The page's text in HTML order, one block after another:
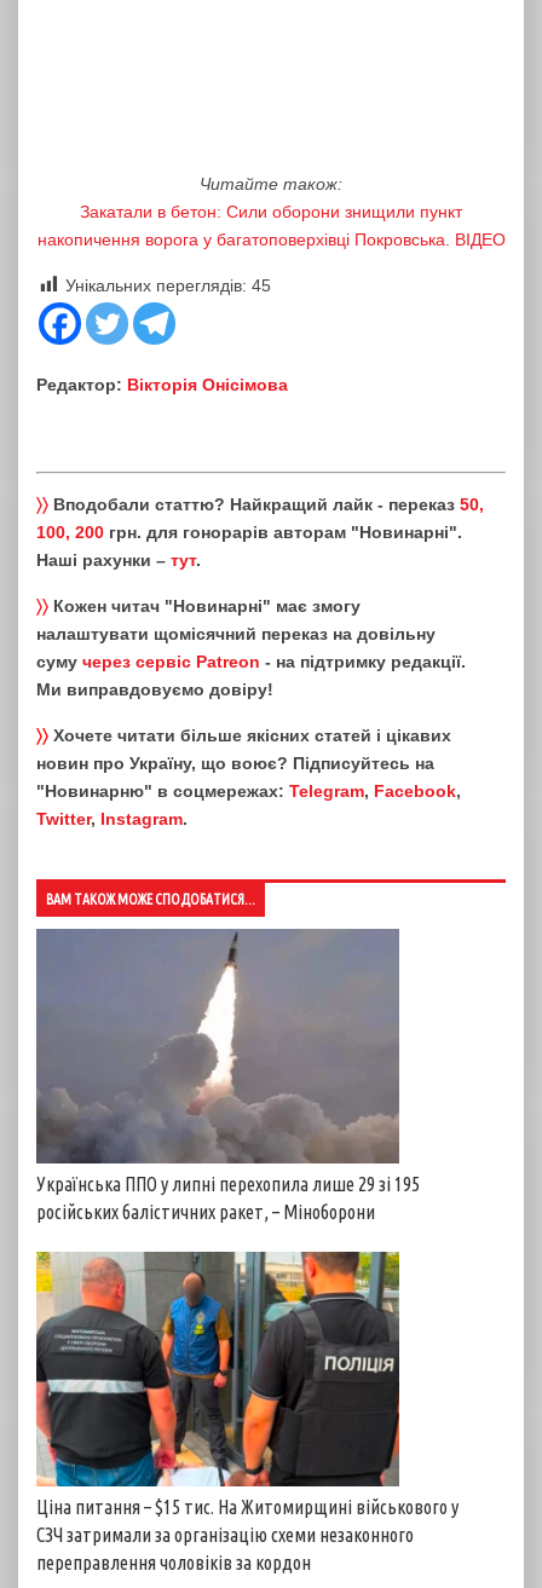
Читайте також:
Закатали в бетон: Сили оборони знищили пункт
накопичення ворога у багатоповерхівці Покровська. ВІДЕО
Унікальних переглядів: 45
Редактор: Вікторія Онісімова
〉〉 Вподобали статтю? Найкращий лайк - переказ 50,
100, 200 грн. для гонорарів авторам "Новинарні".
Наші рахунки – тут.
〉〉 Кожен читач "Новинарні" має змогу
налаштувати щомісячний переказ на довільну
суму через сервіс Patreon - на підтримку редакції.
Ми виправдовуємо довіру!
〉〉 Хочете читати більше якісних статей і цікавих
новин про Україну, що воює? Підписуйтесь на
"Новинарню" в соцмережах: Telegram, Facebook,
Twitter, Instagram.
ВАМ ТАКОЖ МОЖЕ СПОДОБАТИСЯ...
Українська ППО у липні перехопила лише 29 зі 195
російських балістичних ракет, – Міноборони
Ціна питання – $15 тис. На Житомирщині військового у
СЗЧ затримали за організацію схеми незаконного
переправлення чоловіків за кордон